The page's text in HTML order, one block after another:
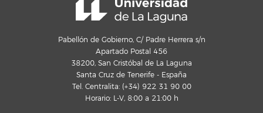
Pabellón de Gobierno, C/ Padre Herrera s/n
Apartado Postal 456
38200, San Cristóbal de La Laguna
Santa Cruz de Tenerife - España
Tel. Centralita: (+34) 922 31 90 00
Horario: L-V, 8:00 a 21:00 h